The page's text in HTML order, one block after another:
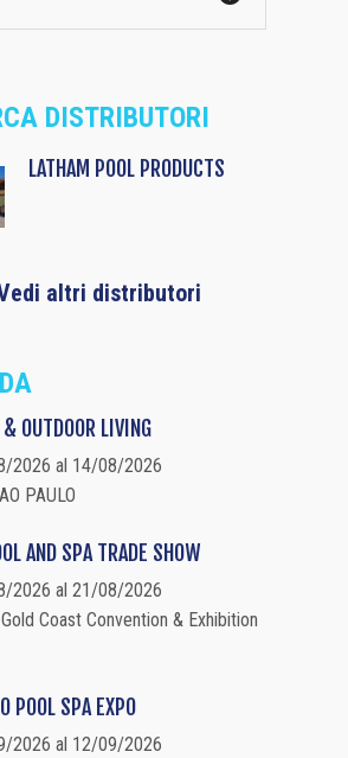
DISTRIBUTORI
LATHAM POOL PRODUCTS
altri distributori
& OUTDOOR LIVING
2026 al 14/08/2026
PAULO
AND SPA TRADE SHOW
2026 al 21/08/2026
Coast Convention & Exhibition
POOL SPA EXPO
2026 al 12/09/2026